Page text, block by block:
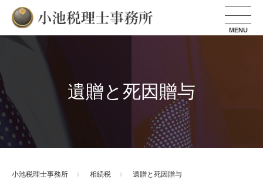
小池税理士事務所
遺贈と死因贈与
小池税理士事務所 相続税 遺贈と死因贈与